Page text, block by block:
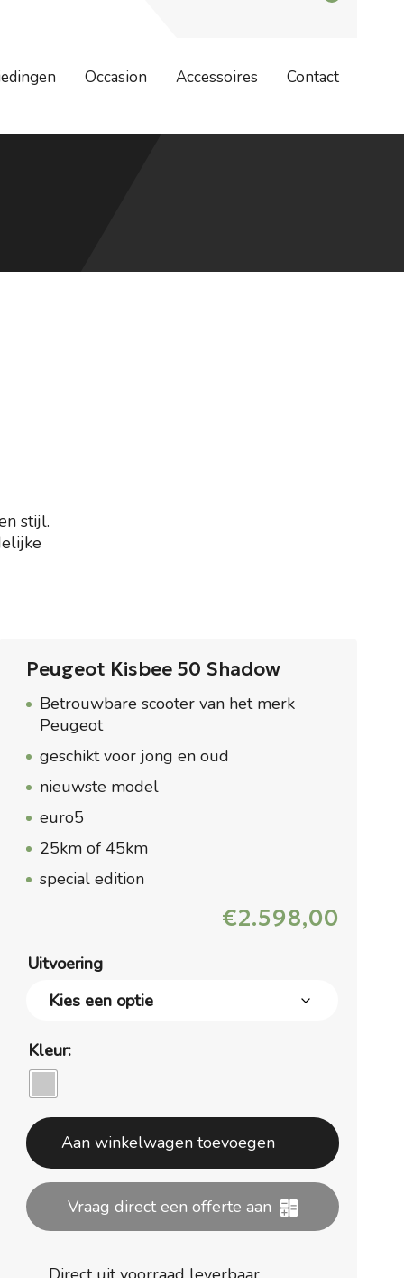
Occasion Accessoires Contact
stijl.
Peugeot Kisbee 50 Shadow
Betrouwbare scooter van het merk
Peugeot
geschikt voor jong en oud
nieuwste model
euro5
25km of 45km
special edition
€2.598,00
Uitvoering
Kleur:
Aan winkelwagen toevoegen
Vraag direct een offerte aan